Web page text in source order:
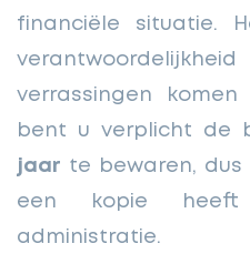
financiële situatie.
verrassingen
bent u verplicht de
jaar te bewaren,
een kopie
administratie.